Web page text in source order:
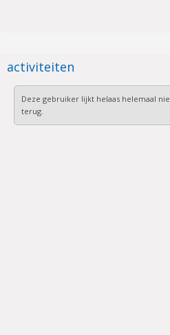
activiteiten
Deze gebruiker lijkt helaas helemaal
terug.